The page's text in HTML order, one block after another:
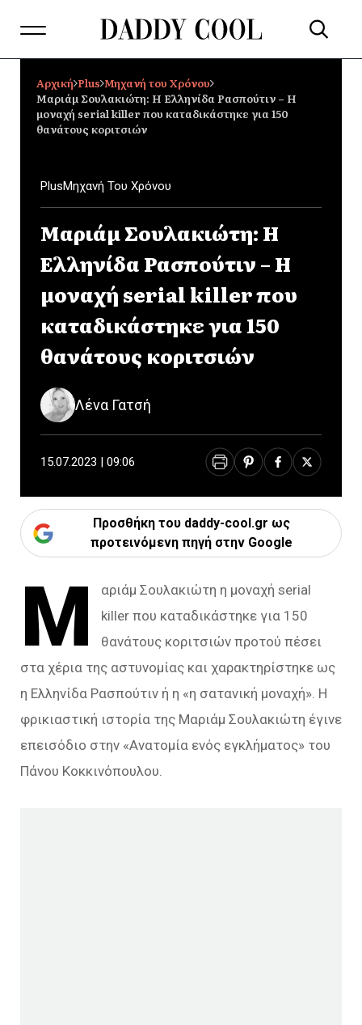
Αρχική Plus Μηχανή του Χρόνου
Μαριάμ Σουλακιώτη: Η Ελληνίδα Ρασπούτιν – Η
μοναχή serial killer που καταδικάστηκε για 150
θανάτους κοριτσιών
PlusΜηχανή Του Χρόνου
Μαριάμ Σουλακιώτη: Η
Ελληνίδα Ρασπούτιν – Η
μοναχή serial killer που
καταδικάστηκε για 150
θανάτους κοριτσιών
Λένα Γατσή
15.07.2023 | 09:06
Προσθήκη του daddy-cool.gr ως
προτεινόμενη πηγή στην Google
Μ
αριάμ Σουλακιώτη η μοναχή serial
killer που καταδικάστηκε για 150
θανάτους κοριτσιών προτού πέσει
στα χέρια της αστυνομίας και χαρακτηρίστηκε ως
η Ελληνίδα Ρασπούτιν ή η «η σατανική μοναχή». Η
φρικιαστική ιστορία της Μαριάμ Σουλακιώτη έγινε
επεισόδιο στην «Ανατομία ενός εγκλήματος» του
Πάνου Κοκκινόπουλου.